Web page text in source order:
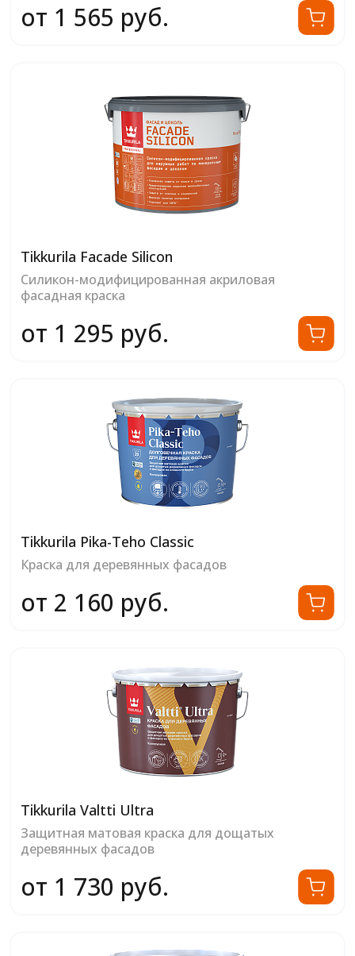
от 1 565 руб.
Tikkurila Facade Silicon
Силикон-модифицированная акриловая
фасадная краска
от 1 295 руб.
Tikkurila Pika-Teho Classic
Краска для деревянных фасадов
от 2 160 руб.
Tikkurila Valtti Ultra
Защитная матовая краска для дощатых
деревянных фасадов
от 1 730 руб.